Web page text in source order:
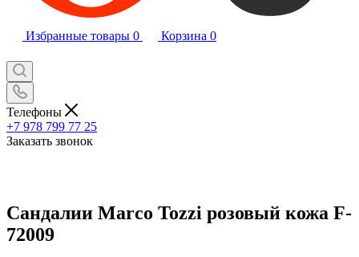
Избранные товары 0 Корзина 0
Телефоны
+7 978 799 77 25
Заказать звонок
Сандалии Marco Tozzi розовый кожа F-
72009